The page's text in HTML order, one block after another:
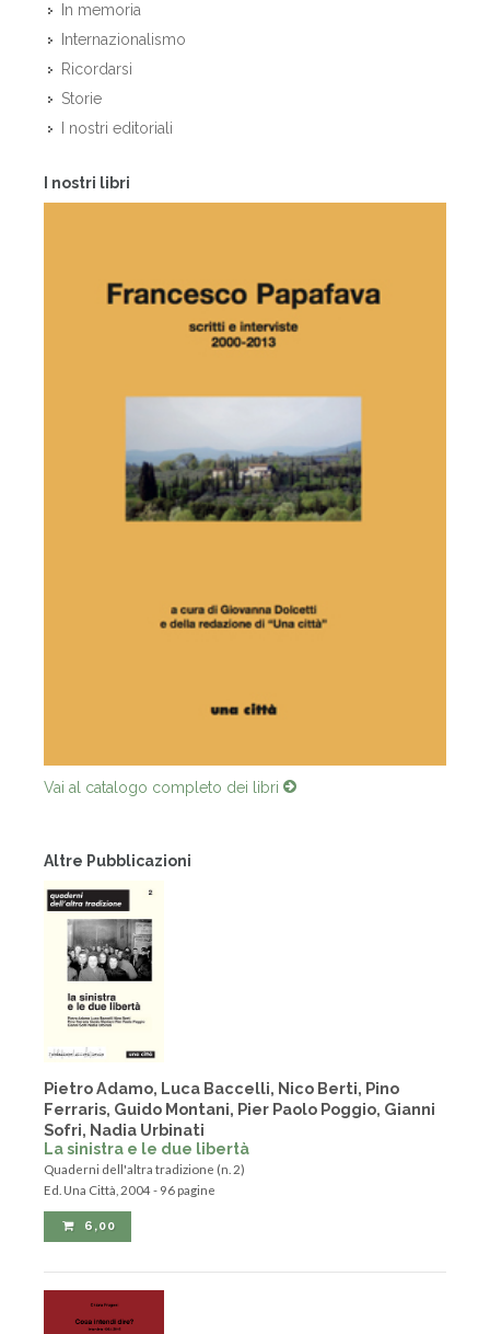
In memoria
Internazionalismo
Ricordarsi
Storie
I nostri editoriali
I nostri libri
Vai al catalogo completo dei libri
Altre Pubblicazioni
Pietro Adamo, Luca Baccelli, Nico Berti, Pino
Ferraris, Guido Montani, Pier Paolo Poggio, Gianni
Sofri, Nadia Urbinati
La sinistra e le due libertà
Quaderni dell'altra tradizione (n. 2)
Ed. Una Città, 2004 - 96 pagine
6,00